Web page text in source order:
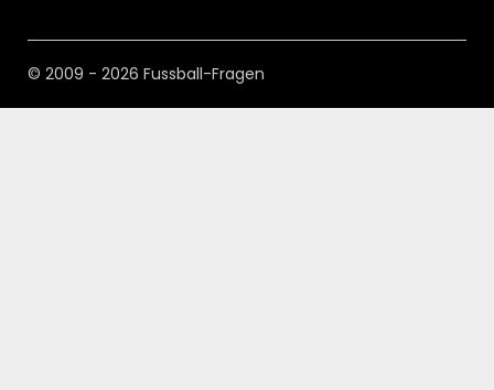
© 2009 - 2026 Fussball-Fragen